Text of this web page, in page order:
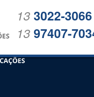
13 3022-3066
13 97407-